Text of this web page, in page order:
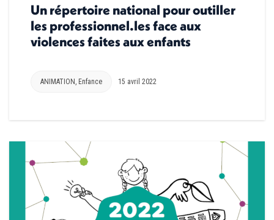
Un répertoire national pour outiller
les professionnel.les face aux
violences faites aux enfants
ANIMATION Enfance 15 avril 2022